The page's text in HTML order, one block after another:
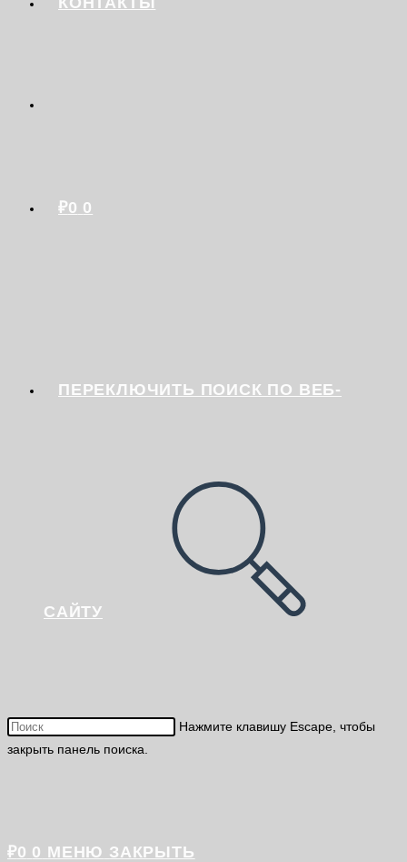
₽0 0
ПЕРЕКЛЮЧИТЬ ПОИСК ПО ВЕБ-
САЙТУ
Нажмите клавишу Escape, чтобы
закрыть панель поиска.
₽0 0 МЕНЮ ЗАКРЫТЬ